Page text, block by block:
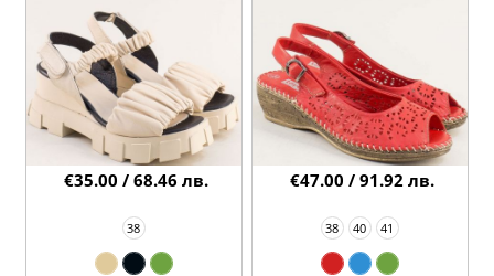
38
€35.00 / 68.46 лв.
38 40 41
€47.00 / 91.92 лв.